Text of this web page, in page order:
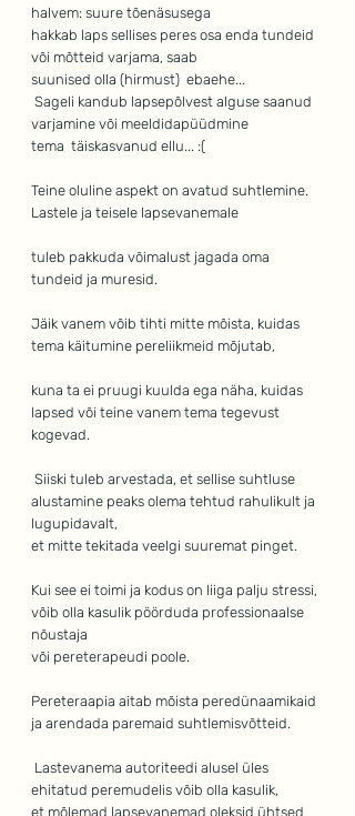
halvem: suure tõenäsusega
hakkab laps sellises peres osa enda tundeid
või mõtteid varjama, saab
suunised olla (hirmust)  ebaehe...
Sageli kandub lapsepõlvest alguse saanud
varjamine või meeldidapüüdmine
tema  täiskasvanud ellu... :(
Teine oluline aspekt on avatud suhtlemine.
Lastele ja teisele lapsevanemale
tuleb pakkuda võimalust jagada oma
tundeid ja muresid.
Jäik vanem võib tihti mitte mõista, kuidas
tema käitumine pereliikmeid mõjutab,
kuna ta ei pruugi kuulda ega näha, kuidas
lapsed või teine vanem tema tegevust
kogevad.
Siiski tuleb arvestada, et sellise suhtluse
alustamine peaks olema tehtud rahulikult ja
lugupidavalt,
et mitte tekitada veelgi suuremat pinget.
Kui see ei toimi ja kodus on liiga palju stressi,
võib olla kasulik pöörduda professionaalse
nõustaja
või pereterapeudi poole.
Pereteraapia aitab mõista peredünaamikaid
ja arendada paremaid suhtlemisvõtteid.
Lastevanema autoriteedi alusel üles
ehitatud peremudelis võib olla kasulik,
et mõlemad lapsevanemad oleksid ühtsed